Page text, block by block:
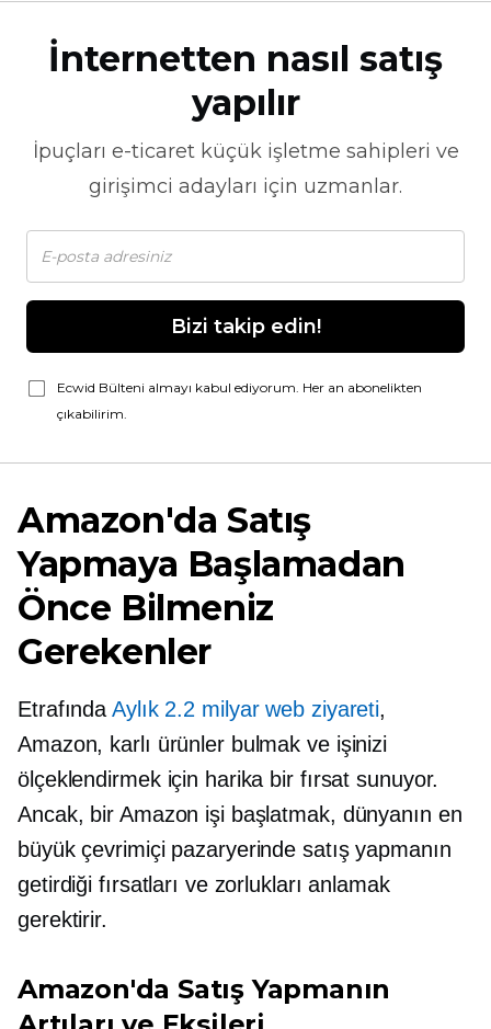
İnternetten nasıl satış
yapılır
İpuçları e-ticaretküçük işletme sahipleri ve
girişimci adayları için uzmanlar.
Bizi takip edin!
Ecwid Bülteni almayı kabul ediyorum. Her an abonelikten
çıkabilirim.
Amazon'da Satış
Yapmaya Başlamadan
Önce Bilmeniz
Gerekenler
EtrafındaAylık 2.2 milyar web ziyareti,
Amazon, karlı ürünler bulmak ve işinizi
ölçeklendirmek için harika bir fırsat sunuyor.
Ancak, bir Amazon işi başlatmak, dünyanın en
büyük çevrimiçi pazaryerinde satış yapmanın
getirdiği fırsatları ve zorlukları anlamak
gerektirir.
Amazon'da Satış Yapmanın